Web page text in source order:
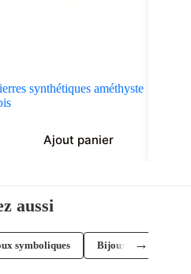
synthétiques améthyste
Ajout panier
aussi
symboliques Bijoux romantiques
→